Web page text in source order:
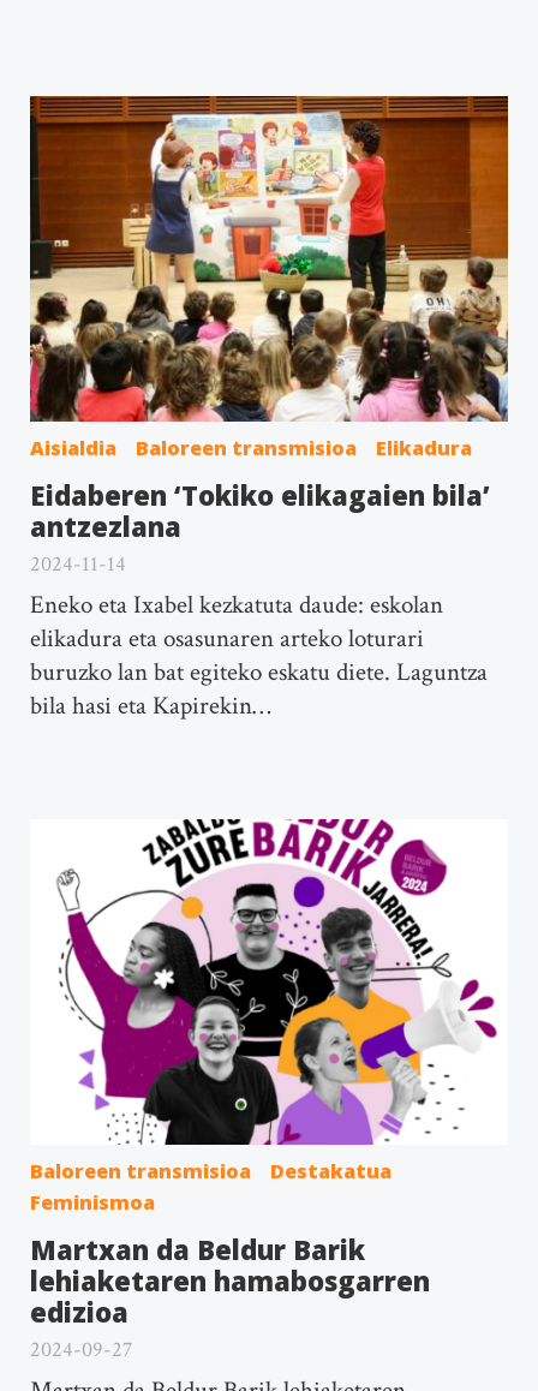
Aisialdia Baloreen transmisioa Elikadura
Eidaberen ‘Tokiko elikagaien bila’
antzezlana
2024-11-14
Eneko eta Ixabel kezkatuta daude: eskolan
elikadura eta osasunaren arteko loturari
buruzko lan bat egiteko eskatu diete. Laguntza
bila hasi eta Kapirekin…
Baloreen transmisioa
Destakatua
Feminismoa
Martxan da Beldur Barik
lehiaketaren hamabosgarren
edizioa
2024-09-27